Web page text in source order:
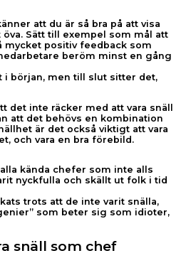
att du är så bra på att visa
öva. Sätt till exempel som mål att
mycket positiv feedback som
beröm minst en gång
i början, men till slut sitter det,
det inte räcker med att vara snäll
att det behövs en kombination
är det också viktigt att vara
och vara en bra förebild.
kända chefer som inte alls
nyckfulla och skällt ut folk i tid
trots att de inte varit snälla,
som beter sig som idioter,
snäll som chef